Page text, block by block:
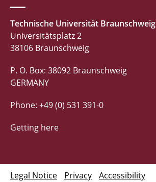
Technische Universität Braunschweig
Universitätsplatz 2
38106 Braunschweig
P. O. Box: 38092 Braunschweig
GERMANY
Phone: +49 (0) 531 391-0
Getting here
Legal Notice Privacy Accessibility